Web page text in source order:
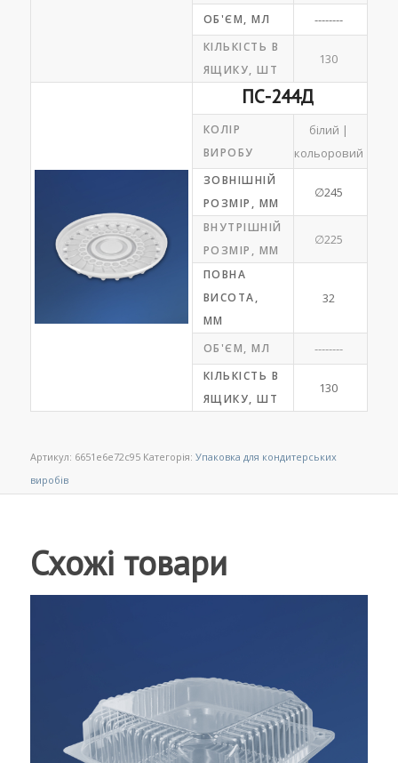
ОБ'ЄМ, МЛ --------
КІЛЬКІСТЬ В
ЯЩИКУ, ШТ
130
ПС-244Д
КОЛІР
ВИРОБУ
білий |
кольоровий
ЗОВНІШНІЙ
РОЗМІР, ММ
∅245
ВНУТРІШНІЙ
РОЗМІР, ММ
∅225
ПОВНА
ВИСОТА,
ММ
32
ОБ'ЄМ, МЛ --------
КІЛЬКІСТЬ В
ЯЩИКУ, ШТ
130
Артикул: 6651e6e72c95 Категорія: Упаковка для кондитерських
виробів
Схожі товари